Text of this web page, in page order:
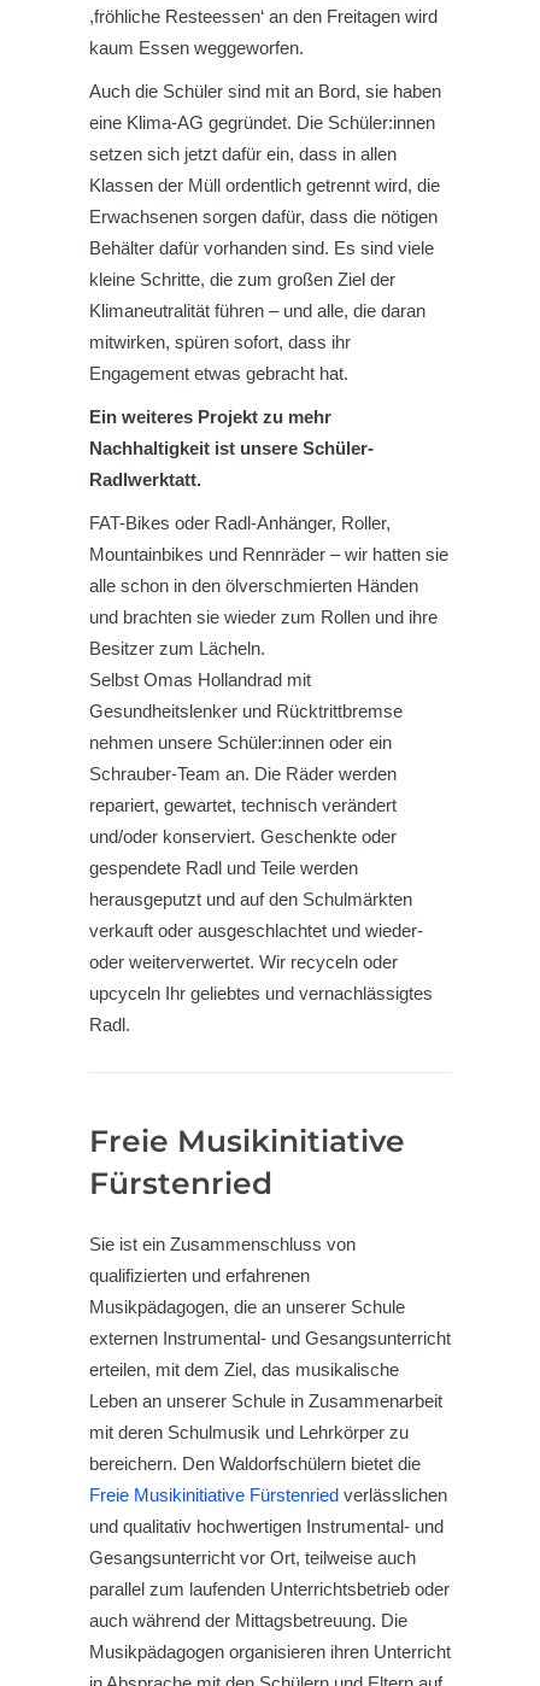
,fröhliche Resteessen‘ an den Freitagen wird
kaum Essen weggeworfen.
Auch die Schüler sind mit an Bord, sie haben
eine Klima-AG gegründet. Die Schüler:innen
setzen sich jetzt dafür ein, dass in allen
Klassen der Müll ordentlich getrennt wird, die
Erwachsenen sorgen dafür, dass die nötigen
Behälter dafür vorhanden sind. Es sind viele
kleine Schritte, die zum großen Ziel der
Klimaneutralität führen – und alle, die daran
mitwirken, spüren sofort, dass ihr
Engagement etwas gebracht hat.
Ein weiteres Projekt zu mehr
Nachhaltigkeit ist unsere Schüler-
Radlwerktatt.
FAT-Bikes oder Radl-Anhänger, Roller,
Mountainbikes und Rennräder – wir hatten sie
alle schon in den ölverschmierten Händen
und brachten sie wieder zum Rollen und ihre
Besitzer zum Lächeln.
Selbst Omas Hollandrad mit
Gesundheitslenker und Rücktrittbremse
nehmen unsere Schüler:innen oder ein
Schrauber-Team an. Die Räder werden
repariert, gewartet, technisch verändert
und/oder konserviert. Geschenkte oder
gespendete Radl und Teile werden
herausgeputzt und auf den Schulmärkten
verkauft oder ausgeschlachtet und wieder-
oder weiterverwertet. Wir recyceln oder
upcyceln Ihr geliebtes und vernachlässigtes
Radl.
Freie Musikinitiative
Fürstenried
Sie ist ein Zusammenschluss von
qualifizierten und erfahrenen
Musikpädagogen, die an unserer Schule
externen Instrumental- und Gesangsunterricht
erteilen, mit dem Ziel, das musikalische
Leben an unserer Schule in Zusammenarbeit
mit deren Schulmusik und Lehrkörper zu
bereichern. Den Waldorfschülern bietet die
Freie Musikinitiative Fürstenried verlässlichen
und qualitativ hochwertigen Instrumental- und
Gesangsunterricht vor Ort, teilweise auch
parallel zum laufenden Unterrichtsbetrieb oder
auch während der Mittagsbetreuung. Die
Musikpädagogen organisieren ihren Unterricht